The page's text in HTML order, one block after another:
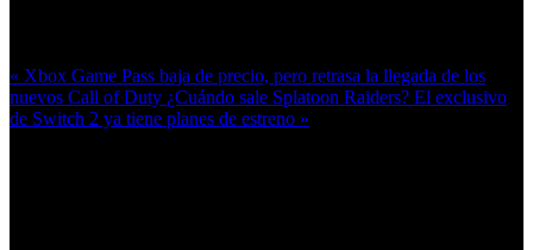
« Xbox Game Pass baja de precio, pero retrasa la llegada de los
nuevos Call of Duty ¿Cuándo sale Splatoon Raiders? El exclusivo
de Switch 2 ya tiene planes de estreno »